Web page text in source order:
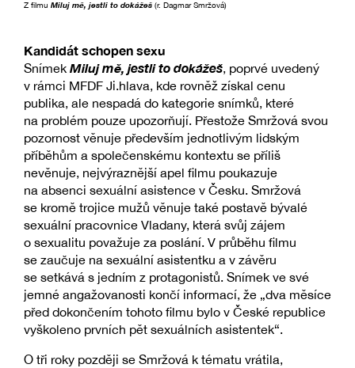
Z filmu Miluj mě, jestli to dokážeš (r. Dagmar Smržová)
Kandidát schopen sexu
Snímek Miluj mě, jestli to dokážeš, poprvé uvedený
v rámci MFDF Ji.hlava, kde rovněž získal cenu
publika, ale nespadá do kategorie snímků, které
na problém pouze upozorňují. Přestože Smržová svou
pozornost věnuje především jednotlivým lidským
příběhům a společenskému kontextu se příliš
nevěnuje, nejvýraznější apel filmu poukazuje
na absenci sexuální asistence v Česku. Smržová
se kromě trojice mužů věnuje také postavě bývalé
sexuální pracovnice Vladany, která svůj zájem
o sexualitu považuje za poslání. V průběhu filmu
se zaučuje na sexuální asistentku a v závěru
se setkává s jedním z protagonistů. Snímek ve své
jemné angažovanosti končí informací, že „dva měsíce
před dokončením tohoto filmu bylo v České republice
vyškoleno prvních pět sexuálních asistentek“.
O tři roky později se Smržová k tématu vrátila,